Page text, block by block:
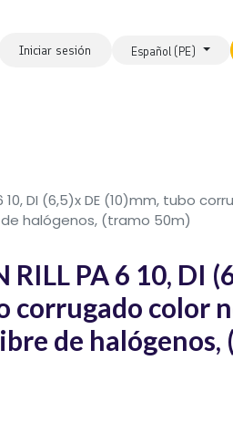
Iniciar sesión Español (PE)
6 10, DI (6,5)x DE (10)mm, tubo
de halógenos, (tramo 50m)
RILL PA 6 10, DI
corrugado color
de halógenos,